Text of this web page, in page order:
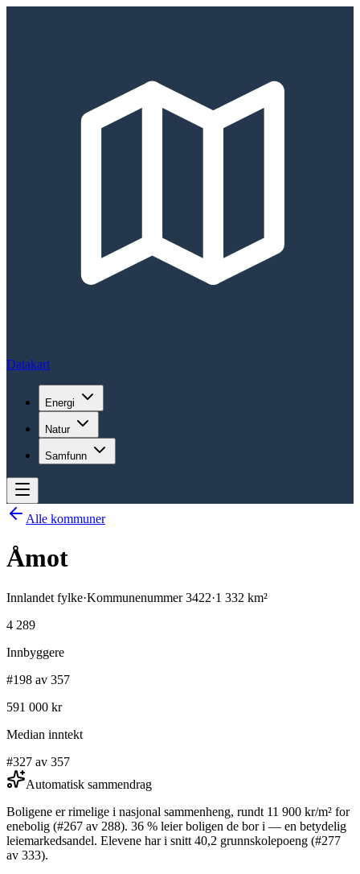
Datakart
Energi
Natur
Samfunn
Alle kommuner
Åmot
Innlandet fylke·Kommunenummer3422·1 332 km²
4 289
Innbyggere
#198 av 357
591 000 kr
Median inntekt
#327 av 357
Automatisk sammendrag
Boligene er rimelige i nasjonal sammenheng, rundt 11 900 kr/m² for
enebolig (#267 av 288). 36 % leier boligen de bor i — en betydelig
leiemarkedsandel. Elevene har i snitt 40,2 grunnskolepoeng (#277
av 333).